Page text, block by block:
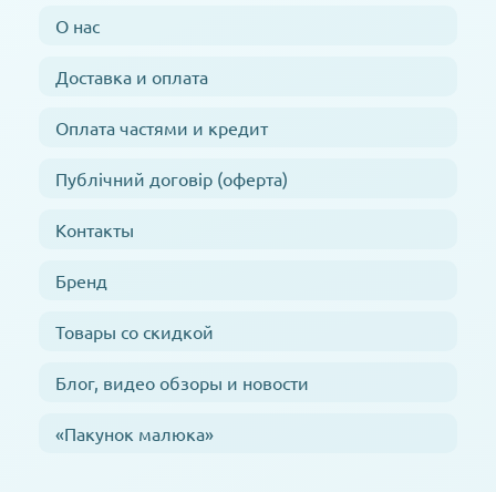
О нас
Доставка и оплата
Оплата частями и кредит
Публічний договір (оферта)
Контакты
Бренд
Товары со скидкой
Блог, видео обзоры и новости
«Пакунок малюка»